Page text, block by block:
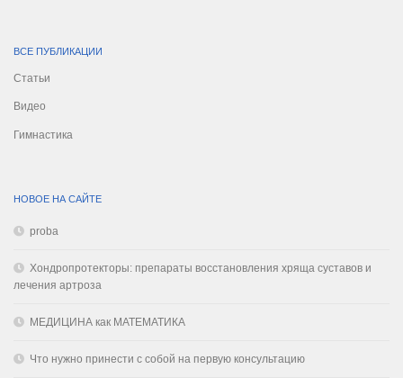
ВСЕ ПУБЛИКАЦИИ
Статьи
Видео
Гимнастика
НОВОЕ НА САЙТЕ
proba
Хондропротекторы: препараты восстановления хряща суставов и
лечения артроза
МЕДИЦИНА как МАТЕМАТИКА
Что нужно принести с собой на первую консультацию